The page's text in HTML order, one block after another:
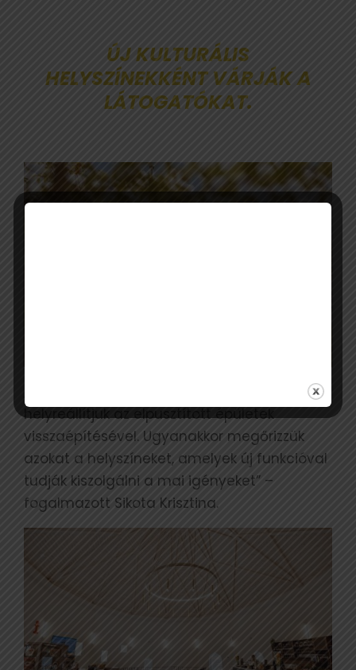
ÚJ KULTURÁLIS
HELYSZÍNEKKÉNT VÁRJÁK A
LÁTOGATÓKAT.
helyreállítjuk az elpusztított épületek
visszaépítésével. Ugyanakkor megőrizzük
azokat a helyszíneket, amelyek új funkcióval
tudják kiszolgálni a mai igényeket” –
fogalmazott Sikota Krisztina.